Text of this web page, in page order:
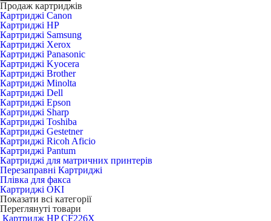
Продаж картриджів
Картриджі Canon
Картриджі HP
Картриджі Samsung
Картриджі Xerox
Картриджі Panasonic
Картриджі Kyocera
Картриджі Brother
Картриджі Minolta
Картриджі Dell
Картриджі Epson
Картриджі Sharp
Картриджі Toshiba
Картриджі Gestetner
Картриджі Ricoh Aficio
Картриджі Pantum
Картриджі для матричних принтерів
Перезаправні Картриджі
Плівка для факса
Картриджі OKI
Показати всі категорії
Переглянуті товари
Картридж HP CF226X